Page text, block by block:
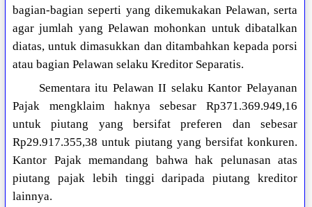
bagian-bagian seperti yang dikemukakan Pelawan, serta
agar jumlah yang Pelawan mohonkan untuk dibatalkan
diatas, untuk dimasukkan dan ditambahkan kepada porsi
atau bagian Pelawan selaku Kreditor Separatis.
Sementara itu Pelawan II selaku Kantor Pelayanan
Pajak mengklaim haknya sebesar Rp371.369.949,16
untuk piutang yang bersifat preferen dan sebesar
Rp29.917.355,38 untuk piutang yang bersifat konkuren.
Kantor Pajak memandang bahwa hak pelunasan atas
piutang pajak lebih tinggi daripada piutang kreditor
lainnya.